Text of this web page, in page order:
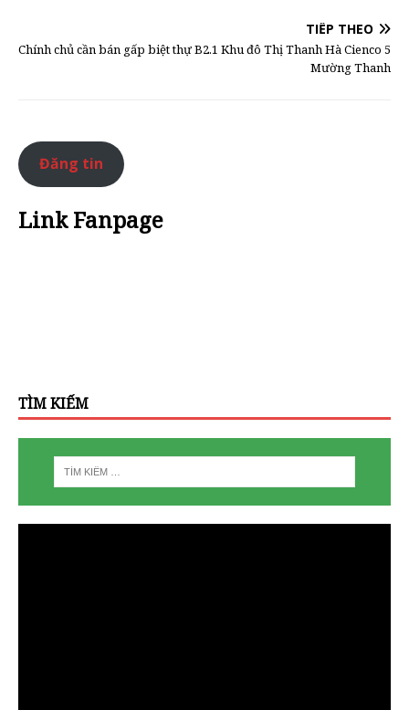
TIẾP THEO
Chính chủ cần bán gấp biệt thự B2.1 Khu đô Thị Thanh Hà Cienco 5
Mường Thanh
Đăng tin
Link Fanpage
TÌM KIẾM